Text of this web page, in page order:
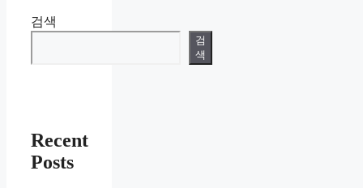
검색
검
색
Recent
Posts